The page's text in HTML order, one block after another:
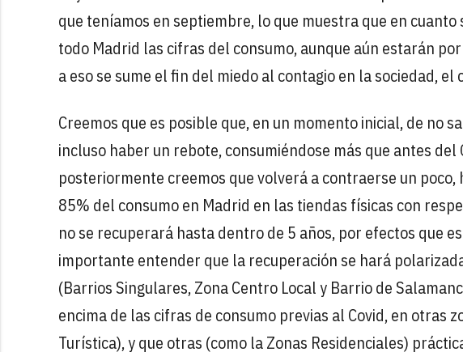
que teníamos en septiembre, lo que muestra que en
todo Madrid las cifras del consumo, aunque aún estarán
a eso se sume el fin del miedo al contagio en la sociedad, el
Creemos que es posible que, en un momento inicial, de no
incluso haber un rebote, consumiéndose más que antes del
posteriormente creemos que volverá a contraerse un
85% del consumo en Madrid en las tiendas físicas con
no se recuperará hasta dentro de 5 años, por efectos que
importante entender que la recuperación se hará
(Barrios Singulares, Zona Centro Local y Barrio de
encima de las cifras de consumo previas al Covid, en otras
Turística), y que otras (como la Zonas Residenciales)